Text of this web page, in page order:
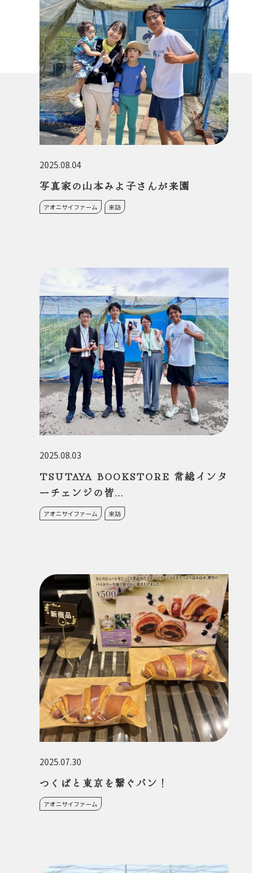
2025.08.04
写真家の山本みよ子さんが来園
アオニサイファーム 来訪
2025.08.03
TSUTAYA BOOKSTORE 常総インタ
ーチェンジの皆...
アオニサイファーム 来訪
2025.07.30
つくばと東京を繋ぐパン！
アオニサイファーム